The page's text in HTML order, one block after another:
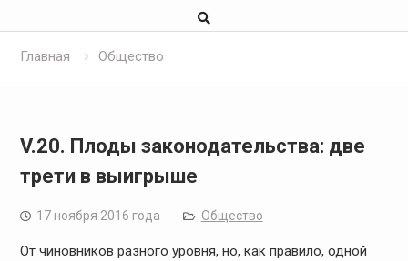
Главная Общество
V.20. Плоды законодательства: две
трети в выигрыше
17 ноября 2016 года Общество
От чиновников разного уровня, но, как правило, одной